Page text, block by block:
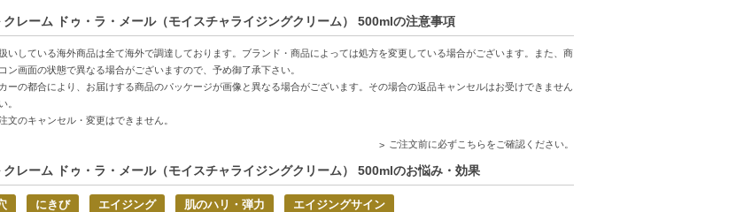
め】
お探しの方
這裡（中国語の商品説明はこちら）
クレーム ドゥ・ラ・メール（モイスチャライジングクリーム） 500mlの注意事項
いしている海外商品は全て海外で調達しております。ブランド・商品によっては処方を変更している場合がございます。また、商
ン画面の状態で異なる場合がございますので、予め御了承下さい。
ーの都合により、お届けする商品のパッケージが画像と異なる場合がございます。その場合の返品キャンセルはお受けできません
。
文のキャンセル・変更はできません。
ご注文前に必ずこちらをご確認ください。
クレーム ドゥ・ラ・メール（モイスチャライジングクリーム） 500mlのお悩み・効果
にきび エイジング 肌のハリ・弾力 エイジングサイン